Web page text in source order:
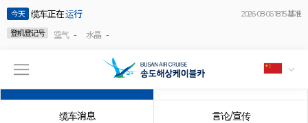
今天 缆车正在运行
2026-08-06 18:15 基准
登机登记号
空气 - 水晶 -
缆车消息 言论/宣传